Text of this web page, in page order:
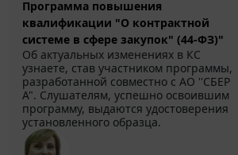
Программа повышения
квалификации "О контрактной
системе в сфере закупок" (44-ФЗ)"
Об актуальных изменениях в КС
узнаете, став участником программы,
разработанной совместно с АО ''СБЕР
А". Слушателям, успешно освоившим
программу, выдаются удостоверения
установленного образца.